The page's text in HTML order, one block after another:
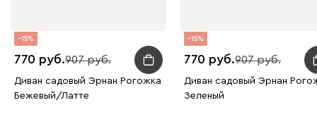
15
770 907
Диван садовый Эрнан Рогожка
Бежевый/Латте
15
770 907
Диван садовый Эрнан
Зеленый